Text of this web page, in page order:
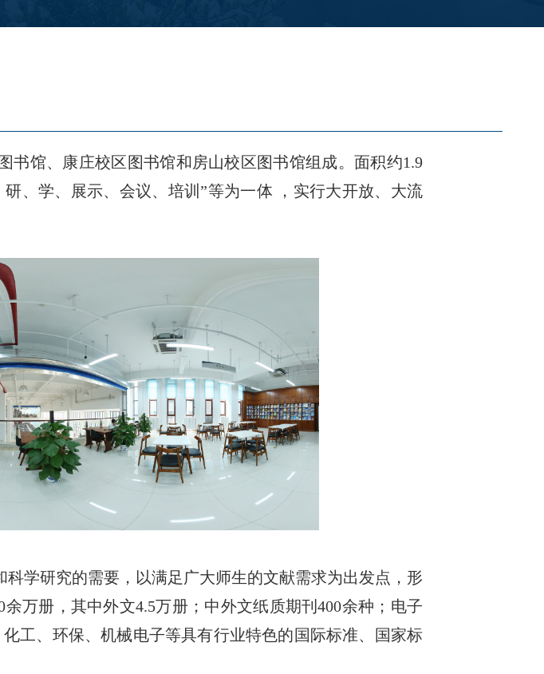
书馆、康庄校区图书馆和房山校区图书馆组成。面积约1.9
、学、展示、会议、培训”等为一体 ，实行大开放、大流
学研究的需要，以满足广大师生的文献需求为出发点，形
万册，其中外文4.5万册；中外文纸质期刊400余种；电子
工、环保、机械电子等具有行业特色的国际标准、国家标